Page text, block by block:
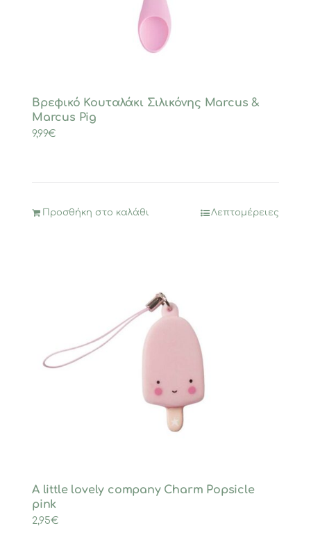
Βρεφικό Κουταλάκι Σιλικόνης Marcus &
Marcus Pig
9,99€
Προσθήκη στο καλάθι Λεπτομέρειες
A little lovely company Charm Popsicle
pink
2,95€